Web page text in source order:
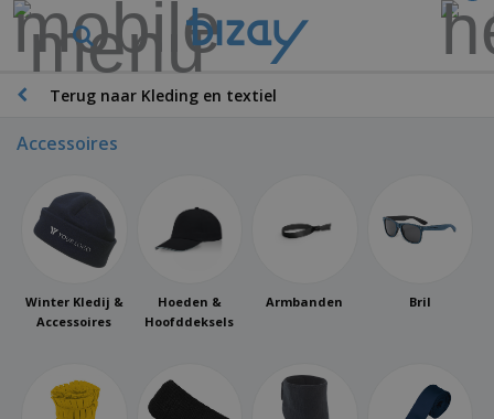
Terug naar Kleding en textiel
Accessoires
Winter Kledij &
Accessoires
Hoeden &
Hoofddeksels
Armbanden Bril